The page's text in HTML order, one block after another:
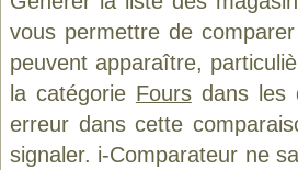
vous permettre de
peuvent apparaître,
la catégorie Foursdans les
erreur dans cette
signaler. i-Comparateur ne